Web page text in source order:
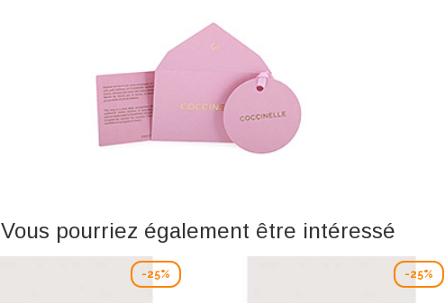
Vous pourriez également être intéressé
-25% -25%